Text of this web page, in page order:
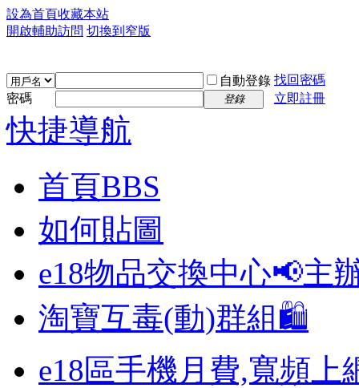
設為首頁收藏本站
開啟輔助訪問 切換到窄版
自動登錄 找回密碼
密碼
登錄 立即註冊
快捷導航
首頁BBS
如何貼圖
e18物品交換中心📢主
淘寶互毒(動)群組🛍️
e18區手機月費,寬頻上